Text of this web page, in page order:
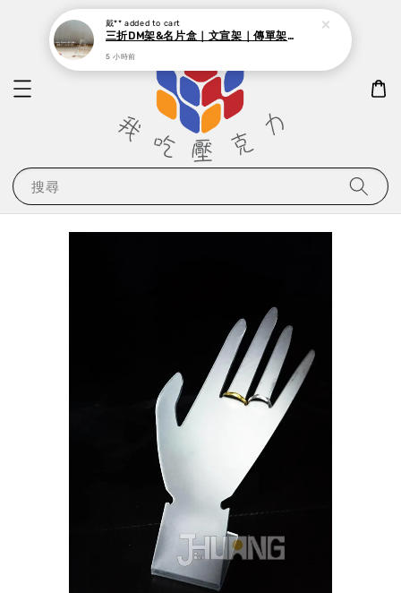
搜尋
戴** added to cart
三折DM架&名片盒｜文宣架｜傳單架｜｜單層目錄架
5 小時前